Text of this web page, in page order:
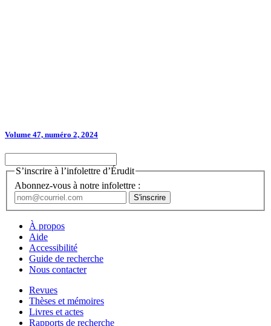
Volume 47, numéro 2, 2024
S’inscrire à l’infolettre d’Érudit
Abonnez-vous à notre infolettre :
À propos
Aide
Accessibilité
Guide de recherche
Nous contacter
Revues
Thèses et mémoires
Livres et actes
Rapports de recherche